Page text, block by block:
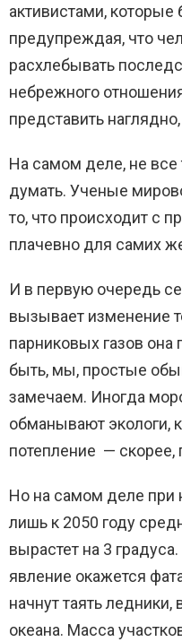
активистами, которые
предупреждая, что
расхлебывать
небрежного
представить
На самом деле, не все
думать. Ученые
то, что происходит с
плачевно для самих
И в первую очередь
вызывает изменение
парниковых газов она
быть, мы, простые
замечаем. Иногда
обманывают экологи,
потепление — скорее,
Но на самом деле при
лишь к 2050 году
вырастет на 3
явление окажется
начнут таять
океана. Масса